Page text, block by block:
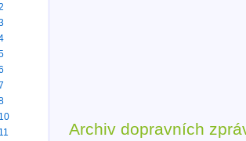
Archiv dopravních